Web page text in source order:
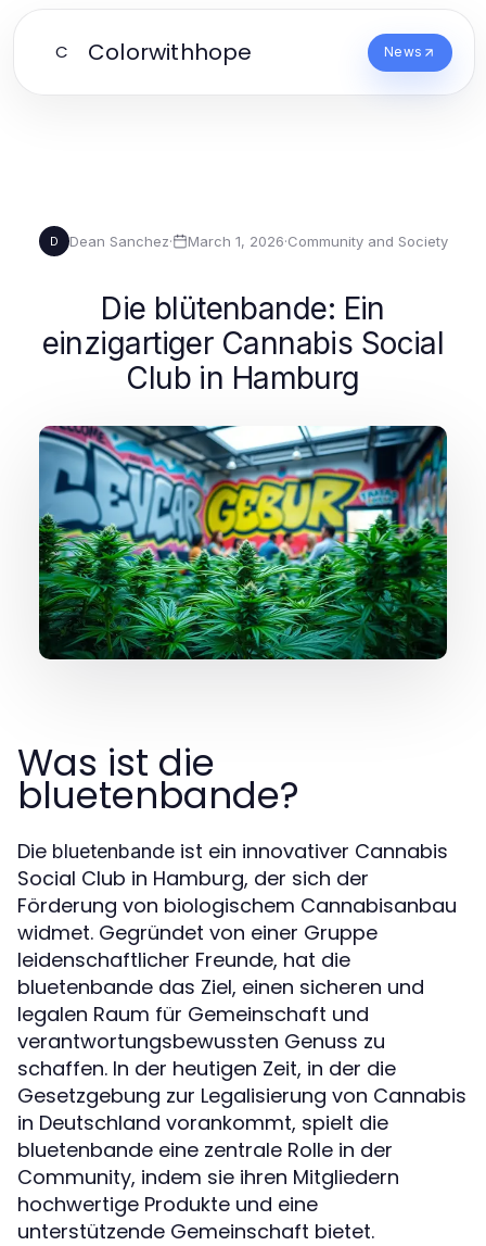
C Colorwithhope News
D Dean Sanchez· March 1, 2026·Community and Society
Die blütenbande: Ein
einzigartiger Cannabis Social
Club in Hamburg
Was ist die
bluetenbande?
Die bluetenbande ist ein innovativer Cannabis
Social Club in Hamburg, der sich der
Förderung von biologischem Cannabisanbau
widmet. Gegründet von einer Gruppe
leidenschaftlicher Freunde, hat die
bluetenbande das Ziel, einen sicheren und
legalen Raum für Gemeinschaft und
verantwortungsbewussten Genuss zu
schaffen. In der heutigen Zeit, in der die
Gesetzgebung zur Legalisierung von Cannabis
in Deutschland vorankommt, spielt die
bluetenbande eine zentrale Rolle in der
Community, indem sie ihren Mitgliedern
hochwertige Produkte und eine
unterstützende Gemeinschaft bietet.